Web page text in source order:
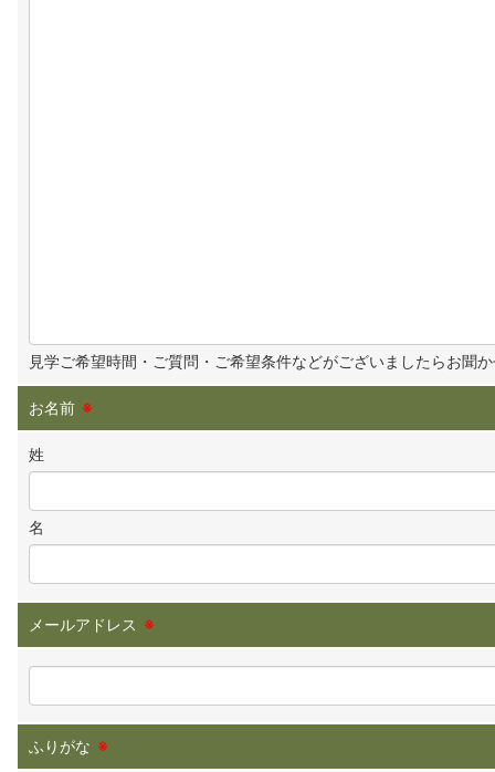
見学ご希望時間・ご質問・ご希望条件などがございましたらお聞
お名前 ※
姓
名
メールアドレス ※
ふりがな ※